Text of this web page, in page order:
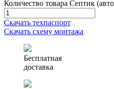
Количество товара Септик
Скачать техпаспорт
Скачать схему монтажа
Бесплатная
доставка